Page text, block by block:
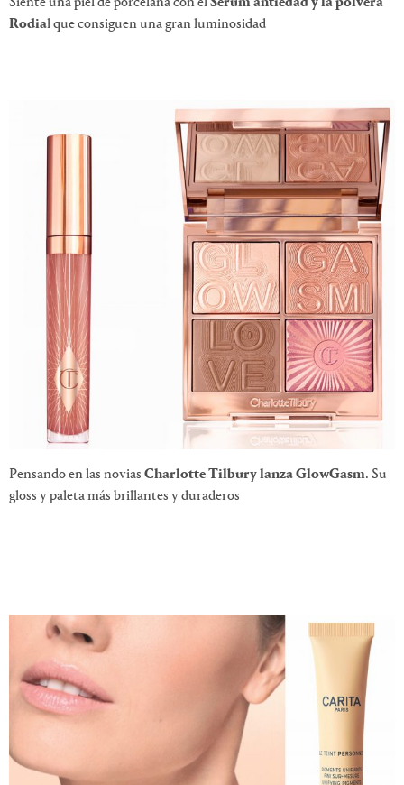
Siente una piel de porcelana con elSerum antiedad y la polvera
Rodial que consiguen una gran luminosidad
Pensando en las novias Charlotte Tilbury lanza GlowGasm. Su
gloss y paleta más brillantes y duraderos